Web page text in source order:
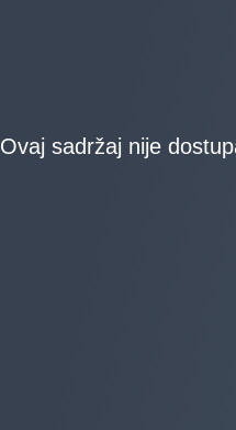
Ovaj sadržaj nije